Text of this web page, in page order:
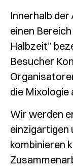
Innerhalb
einen
Halbzeit”
Besucher
die Mixologie
Wir werden
einzigartigen
kombinieren